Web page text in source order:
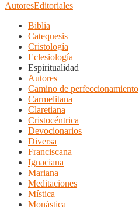
AutoresEditoriales
Biblia
Catequesis
Cristología
Eclesiología
Espiritualidad
Autores
Camino de perfeccionamiento
Carmelitana
Claretiana
Cristocéntrica
Devocionarios
Diversa
Franciscana
Ignaciana
Mariana
Meditaciones
Mística
Monástica